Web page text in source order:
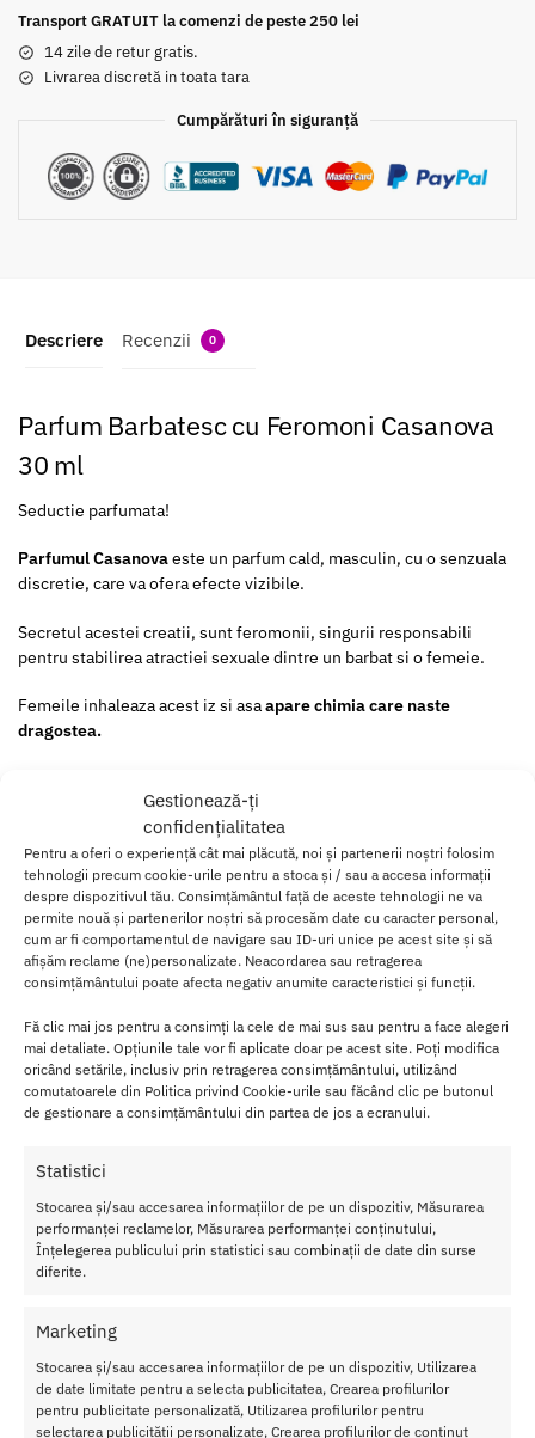
Gestionează-ți
confidențialitatea
Pentru a oferi o experiență cât mai plăcută, noi și partenerii noștri folosim
tehnologii precum cookie-urile pentru a stoca și / sau a accesa informații
despre dispozitivul tău. Consimțământul față de aceste tehnologii ne va
permite nouă și partenerilor noștri să procesăm date cu caracter personal,
cum ar fi comportamentul de navigare sau ID-uri unice pe acest site și să
afișăm reclame (ne)personalizate. Neacordarea sau retragerea
consimțământului poate afecta negativ anumite caracteristici și funcții.
Fă clic mai jos pentru a consimți la cele de mai sus sau pentru a face alegeri
mai detaliate. Opțiunile tale vor fi aplicate doar pe acest site. Poți modifica
oricând setările, inclusiv prin retragerea consimțământului, utilizând
comutatoarele din Politica privind Cookie-urile sau făcând clic pe butonul
de gestionare a consimțământului din partea de jos a ecranului.
Statistici
Stocarea și/sau accesarea informațiilor de pe un dispozitiv, Măsurarea
performanței reclamelor, Măsurarea performanței conținutului,
Înțelegerea publicului prin statistici sau combinații de date din surse
diferite.
Marketing
Stocarea și/sau accesarea informațiilor de pe un dispozitiv, Utilizarea
de date limitate pentru a selecta publicitatea, Crearea profilurilor
pentru publicitate personalizată, Utilizarea profilurilor pentru
selectarea publicității personalizate, Crearea profilurilor de conținut
Transport GRATUIT la comenzi de peste 250 lei
14 zile de retur gratis.
Livrarea discretă in toata tara
Cumpărături în siguranță
Descriere Recenzii 0
Parfum Barbatesc cu Feromoni Casanova
30 ml
Seductie parfumata!
Parfumul Casanovaeste un parfum cald, masculin, cu o senzuala
discretie, care va ofera efecte vizibile.
Secretul acestei creatii, sunt feromonii, singurii responsabili
pentru stabilirea atractiei sexuale dintre un barbat si o femeie.
Femeile inhaleaza acest iz si asaapare chimia care naste
dragostea.
Acest parfum va transforma intr-un barbat irezistibil si un adevarat
Casanova, ideal pentru cei care si-au pierdut abilitatile de
cuceritor sau nu au timp de agatat femei.
30 ml de parfum irezistibil cuun miros tipic barbatesc, intr-o
sticluta eleganta!
Mod de folosire:
Se aplica ca orice parfum, numai cativa stropi pe piele si va veti
transforma intr-o ispita irezistibila.
de actiune a
Cantitate : 30 ml
Pe langa sex-appeal, parfumul Casanova
Cei din jur va vor percepe ca fiind o persoana siun barbat foarte
puternic si cu un potential si un statut aparte.